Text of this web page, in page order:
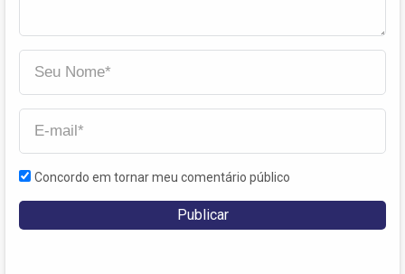
Concordo em tornar meu comentário público